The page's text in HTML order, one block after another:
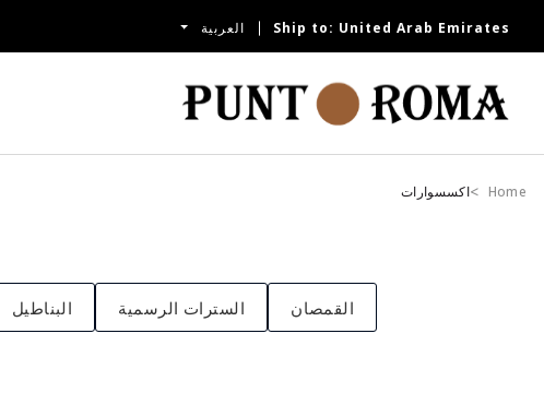
Ship to: United Arab Emirates العربية
Home اكسسوارات
القمصان السترات الرسمية البناطيل